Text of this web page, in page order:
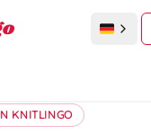
KNITLINGO